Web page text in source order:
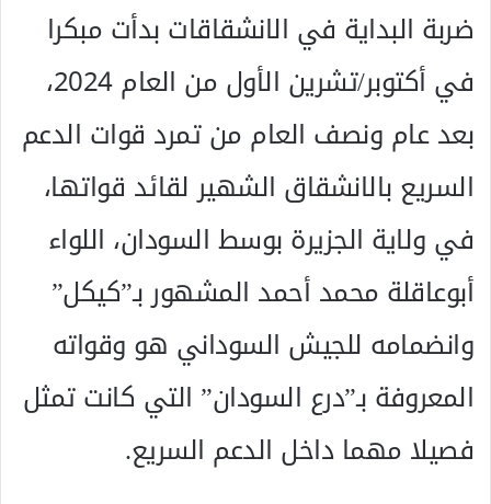
ضربة البداية في الانشقاقات بدأت مبكرا
في أكتوبر/تشرين الأول من العام 2024،
بعد عام ونصف العام من تمرد قوات الدعم
السريع بالانشقاق الشهير لقائد قواتها،
في ولاية الجزيرة بوسط السودان، اللواء
أبوعاقلة محمد أحمد المشهور بـ”كيكل”
وانضمامه للجيش السوداني هو وقواته
المعروفة بـ”درع السودان” التي كانت تمثل
فصيلا مهما داخل الدعم السريع.